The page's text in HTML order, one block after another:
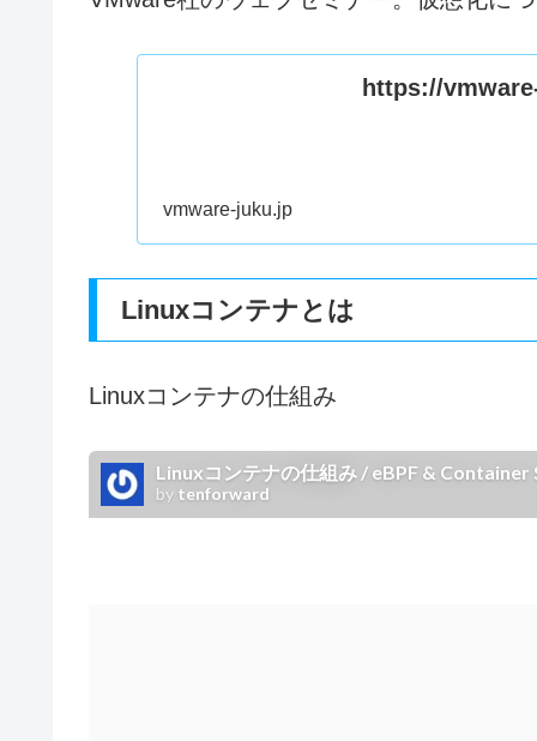
https://
vmware-juku.jp
Linuxコンテナとは
Linuxコンテナの仕組み